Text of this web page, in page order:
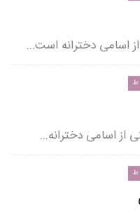
اسامی دخترانه است…
ط
از اسامی دخترانه…
ط